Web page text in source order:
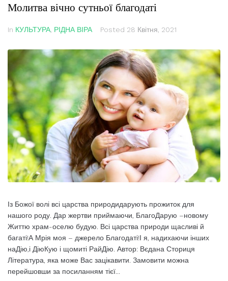
Молитва вічно сутньої благодаті
In КУЛЬТУРА РІДНА ВІРА Posted 28 Квітня, 2021
Із Божої волі всі царства природидарують прожиток для
нашого роду. Дар жертви приймаючи, БлагоДарую –новому
Життю храм-оселю будую. Всі царства природи щасливі й
багаті!А Мрія моя – джерело Благодаті!І я, надихаючи інших
наДію,і ДіюКую і щомиті РайДію. Автор: Вєдана Сториця
Література, яка може Вас зацікавити. Замовити можна
перейшовши за посиланням тієї...